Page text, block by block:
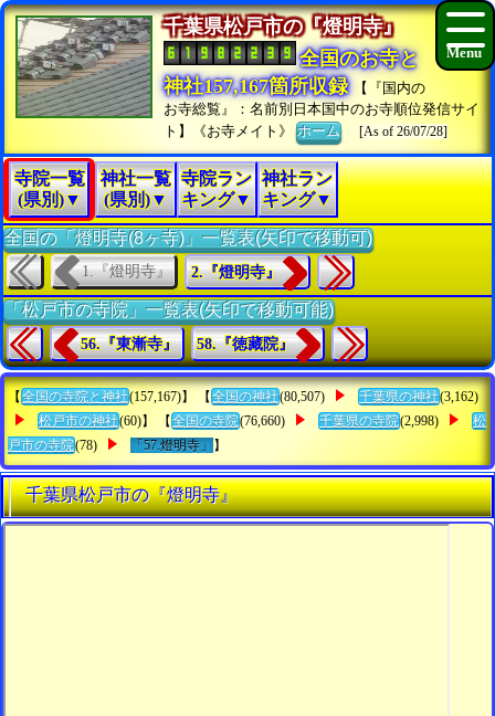
千葉県松戸市の『燈明寺』
全国のお寺と
神社157,167箇所収録
【『国内の
お寺総覧』：名前別日本国中のお寺順位発信サイ
ト】《お寺メイト》ホーム [As of 26/07/28]
寺院一覧
(県別)▼
神社一覧
(県別)▼
寺院ラン
キング▼
神社ラン
キング▼
全国の「燈明寺(8ヶ寺)」一覧表(矢印で移動可)
1.『燈明寺』 2.『燈明寺』
「松戸市の寺院」一覧表(矢印で移動可能)
56.『東漸寺』 58.『徳藏院』
【 全国の寺院と神社(157,167)】 【 全国の神社(80,507) 千葉県の神社(3,162)
松戸市の神社(60)】 【 全国の寺院(76,660) 千葉県の寺院(2,998)
松
戸市の寺院(78) 「57.燈明寺」 】
千葉県松戸市の『燈明寺』